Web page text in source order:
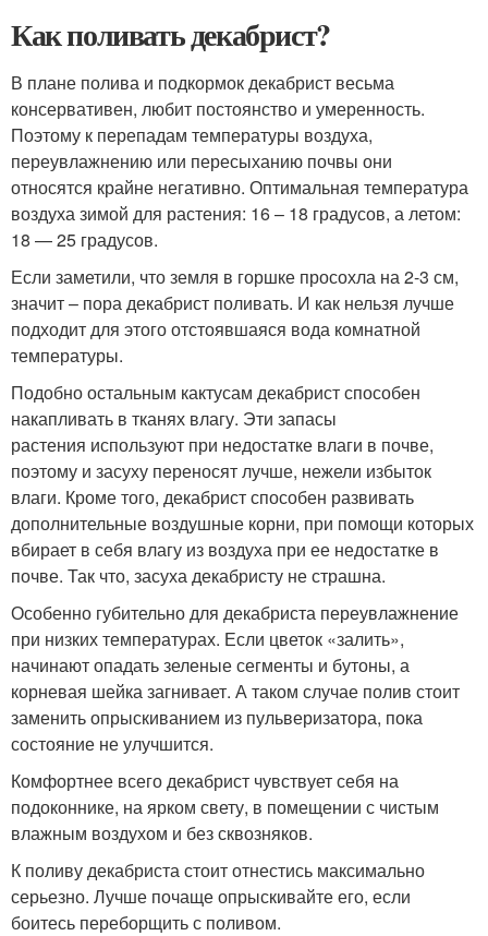
Как поливать декабрист?
В плане полива и подкормок декабрист весьма
консервативен, любит постоянство и умеренность.
Поэтому к перепадам температуры воздуха,
переувлажнению или пересыханию почвы они
относятся крайне негативно. Оптимальная температура
воздуха зимой для растения: 16 – 18 градусов, а летом:
18 — 25 градусов.
Если заметили, что земля в горшке просохла на 2-3 см,
значит – пора декабрист поливать. И как нельзя лучше
подходит для этого отстоявшаяся вода комнатной
температуры.
Подобно остальным кактусам декабрист способен
накапливать в тканях влагу. Эти запасы
растения используют при недостатке влаги в почве,
поэтому и засуху переносят лучше, нежели избыток
влаги. Кроме того, декабрист способен развивать
дополнительные воздушные корни, при помощи которых
вбирает в себя влагу из воздуха при ее недостатке в
почве. Так что, засуха декабристу не страшна.
Особенно губительно для декабриста переувлажнение
при низких температурах. Если цветок «залить»,
начинают опадать зеленые сегменты и бутоны, а
корневая шейка загнивает. А таком случае полив стоит
заменить опрыскиванием из пульверизатора, пока
состояние не улучшится.
Комфортнее всего декабрист чувствует себя на
подоконнике, на ярком свету, в помещении с чистым
влажным воздухом и без сквозняков.
К поливу декабриста стоит отнестись максимально
серьезно. Лучше почаще опрыскивайте его, если
боитесь переборщить с поливом.